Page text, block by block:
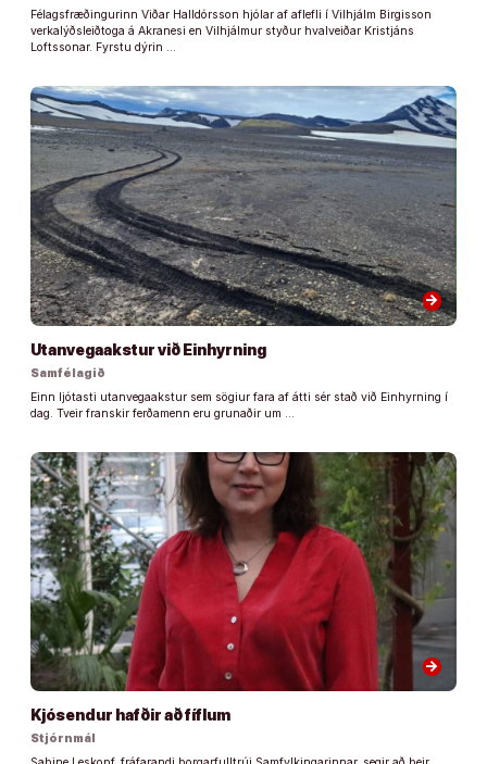
Félagsfræðingurinn Viðar Halldórsson hjólar af aflefli í Vilhjálm Birgisson
verkalýðsleiðtoga á Akranesi en Vilhjálmur styður hvalveiðar Kristjáns
Loftssonar. Fyrstu dýrin …
arrow_forward
Utanvegaakstur við Einhyrning
Samfélagið
Einn ljótasti utanvegaakstur sem sögiur fara af átti sér stað við Einhyrning í
dag. Tveir franskir ferðamenn eru grunaðir um …
arrow_forward
Kjósendur hafðir að fíflum
Stjórnmál